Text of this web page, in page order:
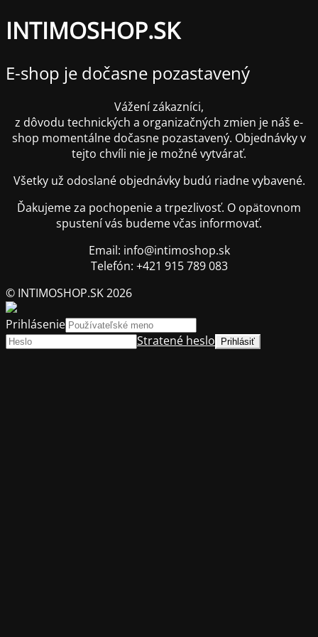
INTIMOSHOP.SK
E-shop je dočasne pozastavený
Vážení zákazníci,
z dôvodu technických a organizačných zmien je náš e-
shop momentálne dočasne pozastavený. Objednávky v
tejto chvíli nie je možné vytvárať.
Všetky už odoslané objednávky budú riadne vybavené.
Ďakujeme za pochopenie a trpezlivosť. O opätovnom
spustení vás budeme včas informovať.
Email: info@intimoshop.sk
Telefón: +421 915 789 083
© INTIMOSHOP.SK 2026
Prihlásenie
Stratené heslo